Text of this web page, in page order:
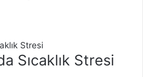
Sıcaklık Stresi